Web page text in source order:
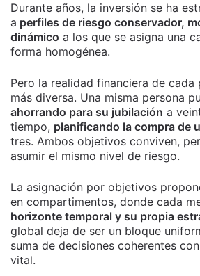
Durante años, la inversión se ha
a perfiles de riesgo conservador,
dinámico a los que se asigna una
forma homogénea.
Pero la realidad financiera de cada
más diversa. Una misma persona
ahorrando para su jubilación a
tiempo, planificando la compra de
tres. Ambos objetivos conviven,
asumir el mismo nivel de riesgo.
La asignación por objetivos
en compartimentos, donde cada
horizonte temporal y su propia
global deja de ser un bloque
suma de decisiones coherentes
vital.